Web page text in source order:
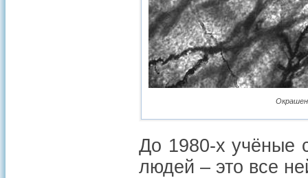
До 1980-х учёные
людей – это все